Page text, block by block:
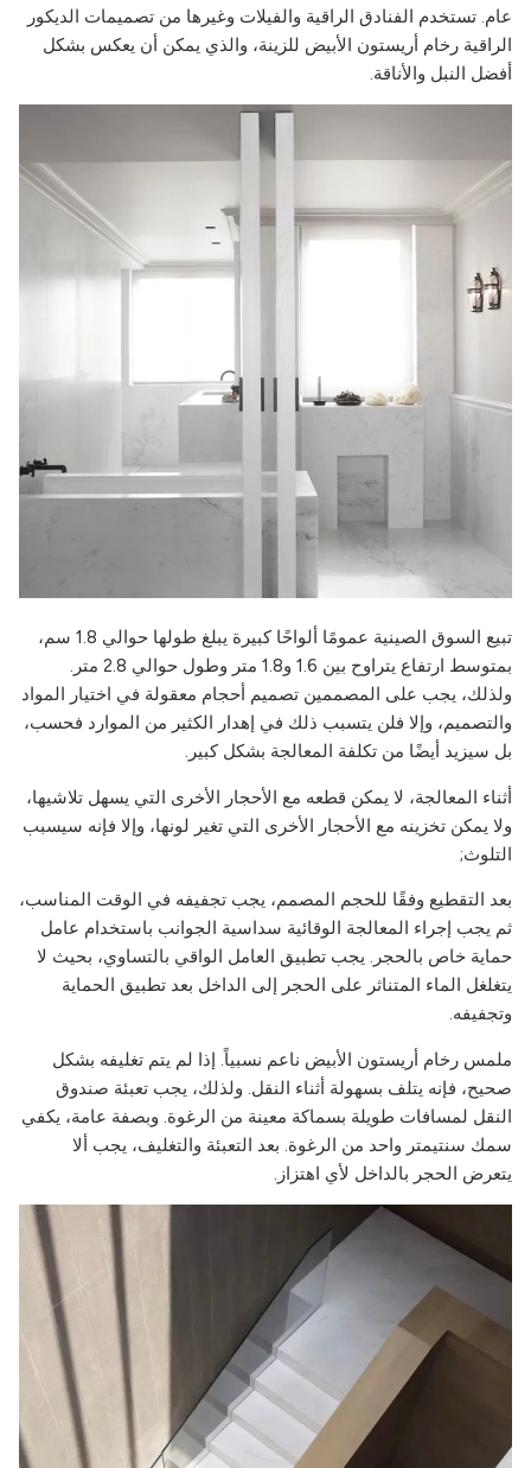
عام. تستخدم الفنادق الراقية والفيلات وغيرها من تصميمات الديكور
الراقية رخام أريستون الأبيض للزينة، والذي يمكن أن يعكس بشكل
أفضل النبل والأناقة.
تبيع السوق الصينية عمومًا ألواحًا كبيرة يبلغ طولها حوالي 1.8 سم،
بمتوسط ارتفاع يتراوح بين 1.6 و1.8 متر وطول حوالي 2.8 متر.
ولذلك، يجب على المصممين تصميم أحجام معقولة في اختيار المواد
والتصميم، وإلا فلن يتسبب ذلك في إهدار الكثير من الموارد فحسب،
بل سيزيد أيضًا من تكلفة المعالجة بشكل كبير.
أثناء المعالجة، لا يمكن قطعه مع الأحجار الأخرى التي يسهل تلاشيها،
ولا يمكن تخزينه مع الأحجار الأخرى التي تغير لونها، وإلا فإنه سيسبب
التلوث;
بعد التقطيع وفقًا للحجم المصمم، يجب تجفيفه في الوقت المناسب،
ثم يجب إجراء المعالجة الوقائية سداسية الجوانب باستخدام عامل
حماية خاص بالحجر. يجب تطبيق العامل الواقي بالتساوي، بحيث لا
يتغلغل الماء المتناثر على الحجر إلى الداخل بعد تطبيق الحماية
وتجفيفه.
ملمس رخام أريستون الأبيض ناعم نسبياً. إذا لم يتم تغليفه بشكل
صحيح، فإنه يتلف بسهولة أثناء النقل. ولذلك، يجب تعبئة صندوق
النقل لمسافات طويلة بسماكة معينة من الرغوة. وبصفة عامة، يكفي
سمك سنتيمتر واحد من الرغوة. بعد التعبئة والتغليف، يجب ألا
يتعرض الحجر بالداخل لأي اهتزاز.